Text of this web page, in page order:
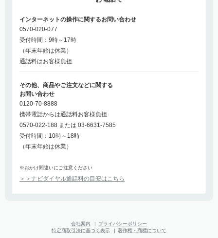
インターネットの操作に関するお問い合わせ
0570-020-077
受付時間：9時～17時
（年末年始は休業）
通話料はお客様負担
その他、商品やご注文などに関する
お問い合わせ
0120-70-8888
携帯電話からは通話料お客様負担
0570-022-188 または 03-6631-7585
受付時間：10時～18時
（年末年始は休業）
※おかけ間違いにご注意ください
＞＞ナビダイヤル通話料の目安はこちら
会社案内
プライバシーポリシー
特定商取引法に基づく表示
著作権・商標について